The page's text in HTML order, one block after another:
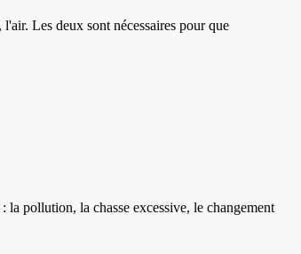
Les deux sont nécessaires pour que
la pollution, la chasse excessive, le changement